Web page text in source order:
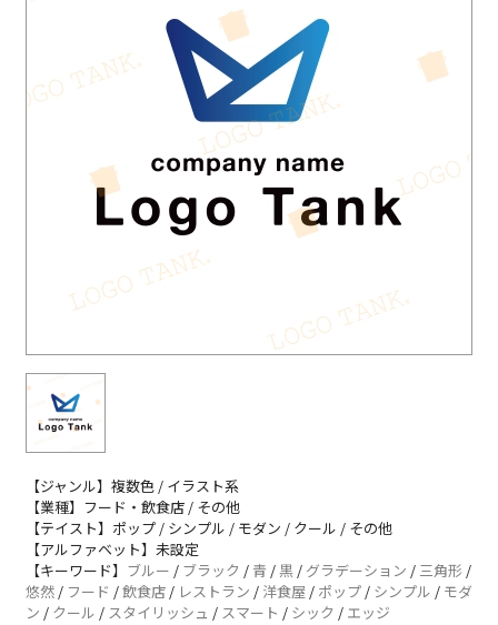
【ジャンル】複数色 / イラスト系
【業種】フード・飲食店 / その他
【テイスト】ポップ / シンプル / モダン / クール / その他
【アルファベット】未設定
【キーワード】 ブルー / ブラック / 青 /黒 / グラデーション / 三角形 /
悠然 / フード /飲食店 / レストラン / 洋食屋 / ポップ / シンプル / モダ
ン / クール / スタイリッシュ / スマート / シック / エッジ